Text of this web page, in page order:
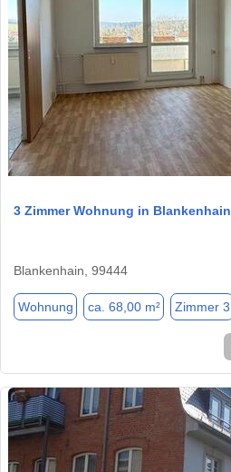
3 Zimmer Wohnung in Blankenhain
Blankenhain, 99444
Wohnung ca. 68,00 m² Zimmer 3